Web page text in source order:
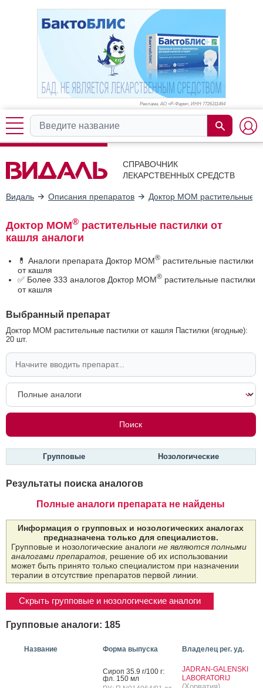
Реклама. АО «Р-Фарм», ИНН 7726311464
СПРАВОЧНИК
ЛЕКАРСТВЕННЫХ СРЕДСТВ
Видаль Описания препаратов Доктор МОМ растительные
Доктор МОМ® растительные пастилки от
кашля аналоги
💊 Аналоги препарата Доктор МОМ® растительные пастилки
от кашля
✅ Более 333 аналогов Доктор МОМ® растительные пастилки
от кашля
Выбранный препарат
Доктор МОМ растительные пастилки от кашля Пастилки (ягодные):
20 шт.
Групповые Нозологические
Результаты поиска аналогов
Полные аналоги препарата не найдены
Информация о групповых и нозологических аналогах
предназначена только для специалистов.
Групповые и нозологические аналоги не являются полными
аналогами препаратов , решение об их использовании
может быть принято только специалистом при назначении
терапии в отсутствие препаратов первой линии.
Скрыть групповые и нозологические аналоги
Групповые аналоги: 185
Название Форма выпуска Владелец рег. уд.
Си­роп 35.9 г/100 г:
фл. 150 мл
JADRAN-GALENSKI
LABORATORIJ